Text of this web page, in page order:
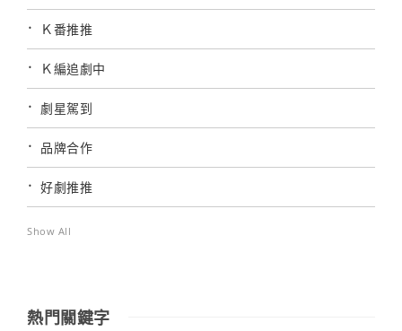
Ｋ番推推
Ｋ編追劇中
劇星駕到
品牌合作
好劇推推
Show All
熱門關鍵字